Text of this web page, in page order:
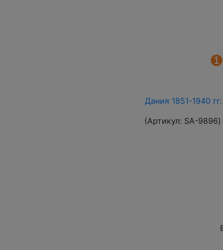
Дания 1851-1940
(Артикул: SA-9896)